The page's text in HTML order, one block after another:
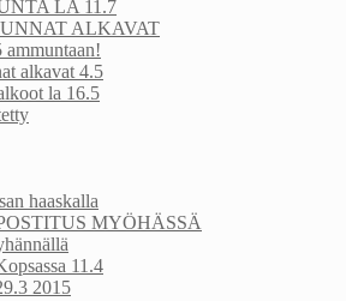
LA 11.7
ALKAVAT
alkavat 4.5
la 16.5
haaskalla
MYÖHÄSSÄ
11.4
2015